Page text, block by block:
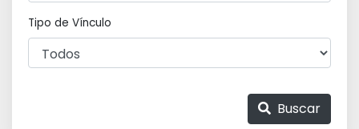
Tipo de Vínculo
Buscar